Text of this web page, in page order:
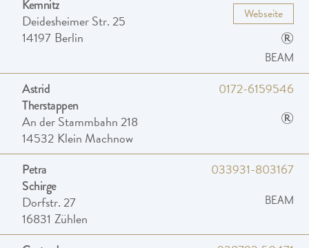
Kemnitz
Deidesheimer Str. 25
14197 Berlin
Webseite
®
BEAM
Astrid
Therstappen
An der Stammbahn 218
14532 Klein Machnow
0172-6159546
®
Petra
Schirge
Dorfstr. 27
16831 Zühlen
033931-803167
BEAM